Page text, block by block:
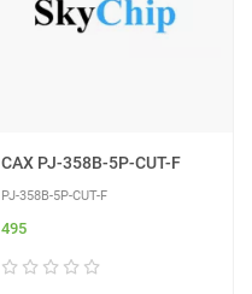
CAX PJ-358B-5P-CUT-F
PJ-358B-5P-CUT-F
495